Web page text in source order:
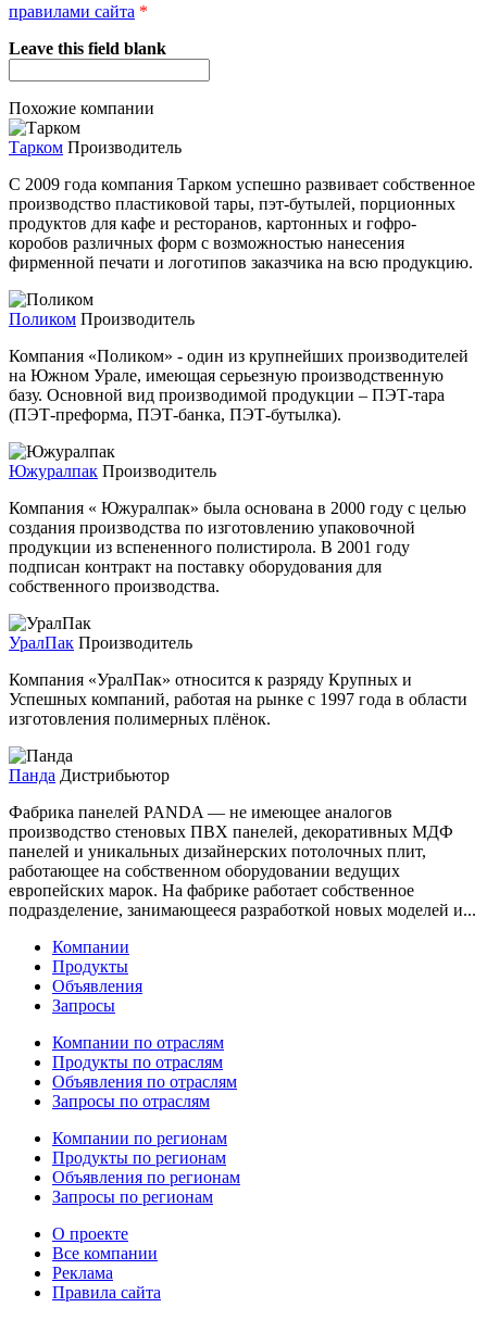
правилами сайта *
Leave this field blank
Похожие компании
Тарком Производитель
C 2009 года компания Тарком успешно развивает собственное
производство пластиковой тары, пэт-бутылей, порционных
продуктов для кафе и ресторанов, картонных и гофро-
коробов различных форм с возможностью нанесения
фирменной печати и логотипов заказчика на всю продукцию.
Поликом Производитель
Компания «Поликом» - один из крупнейших производителей
на Южном Урале, имеющая серьезную производственную
базу. Основной вид производимой продукции – ПЭТ-тара
(ПЭТ-преформа, ПЭТ-банка, ПЭТ-бутылка).
Южуралпак Производитель
Компания « Южуралпак» была основана в 2000 году с целью
создания производства по изготовлению упаковочной
продукции из вспененного полистирола. В 2001 году
подписан контракт на поставку оборудования для
собственного производства.
УралПак Производитель
Компания «УралПак» относится к разряду Крупных и
Успешных компаний, работая на рынке с 1997 года в области
изготовления полимерных плёнок.
Панда Дистрибьютор
Фабрика панелей PANDA — не имеющее аналогов
производство стеновых ПВХ панелей, декоративных МДФ
панелей и уникальных дизайнерских потолочных плит,
работающее на собственном оборудовании ведущих
европейских марок. На фабрике работает собственное
подразделение, занимающееся разработкой новых моделей и...
Компании
Продукты
Объявления
Запросы
Компании по отраслям
Продукты по отраслям
Объявления по отраслям
Запросы по отраслям
Компании по регионам
Продукты по регионам
Объявления по регионам
Запросы по регионам
О проекте
Все компании
Реклама
Правила сайта